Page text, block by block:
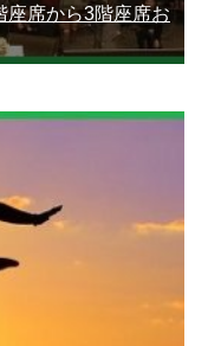
座席から3階座席お